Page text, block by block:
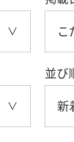
こ
並び
新